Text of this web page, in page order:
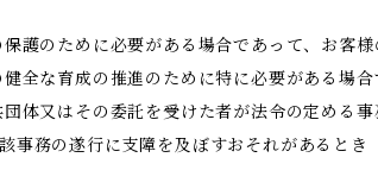
保護のために必要がある場合であって、お客
健全な育成の推進のために特に必要がある場
体又はその委託を受けた者が法令の定める
事務の遂行に支障を及ぼすおそれがあるとき